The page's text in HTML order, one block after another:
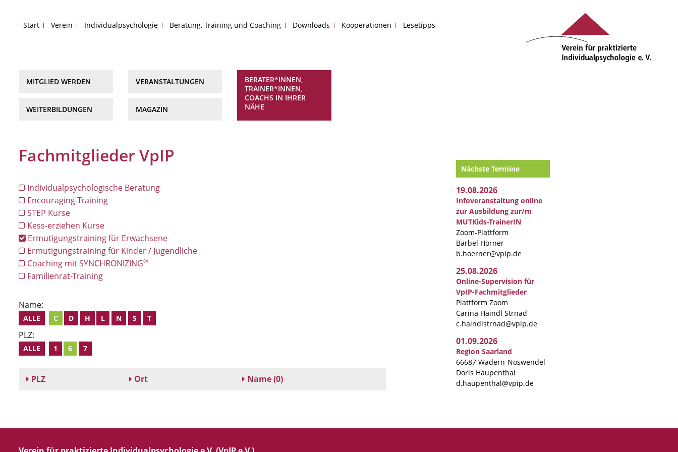
Start Verein Individualpsychologie Beratung, Training und Coaching Downloads Kooperationen Lesetipps
MITGLIED WERDEN
WEITERBILDUNGEN
VERANSTALTUNGEN
MAGAZIN
BERATER*INNEN,
TRAINER*INNEN,
COACHS IN IHRER
NÄHE
Fachmitglieder VpIP
Individualpsychologische Beratung
Encouraging-Training
STEP Kurse
Kess-erziehen Kurse
Ermutigungstraining für Erwachsene
Ermutigungstraining für Kinder / Jugendliche
Coaching mit SYNCHRONIZING®
Familienrat-Training
Name:
ALLE C D H L N S T
PLZ:
ALLE 1 6 7
PLZ Ort Name(0)
Nächste Termine
19.08.2026
Infoveranstaltung online
zur Ausbildung zur/m
MUTKids-TrainerIN
Zoom-Plattform
Bärbel Hörner
b.hoerner@vpip.de
25.08.2026
Online-Supervision für
VpIP-Fachmitglieder
Plattform Zoom
Carina Haindl Strnad
c.haindlstrnad@vpip.de
01.09.2026
Region Saarland
66687 Wadern-Noswendel
Doris Haupenthal
d.haupenthal@vpip.de